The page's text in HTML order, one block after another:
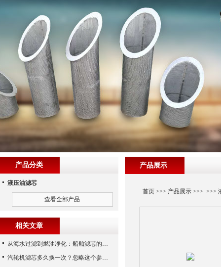
产品展示
首页>>> 产品展示>>> >>>
产品分类
液压油滤芯
查看全部产品
相关文章
从海水过滤到燃油净化：船舶滤芯的多场景应用解析
汽轮机滤芯多久换一次？忽略这个参数，机组非停损失可能上百万！